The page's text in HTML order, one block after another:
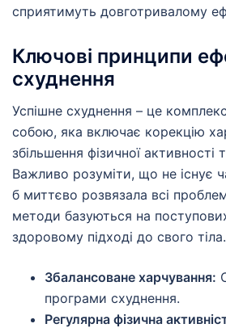
сприятимуть довготривалому
Ключові принципи
схуднення
Успішне схуднення – це
собою, яка включає корекцію
збільшення фізичної активності
Важливо розуміти, що не існує
б миттєво розвязала всі
методи базуються на
здоровому підході до свого тіла.
Збалансоване харчування:
програми схуднення.
Регулярна фізична